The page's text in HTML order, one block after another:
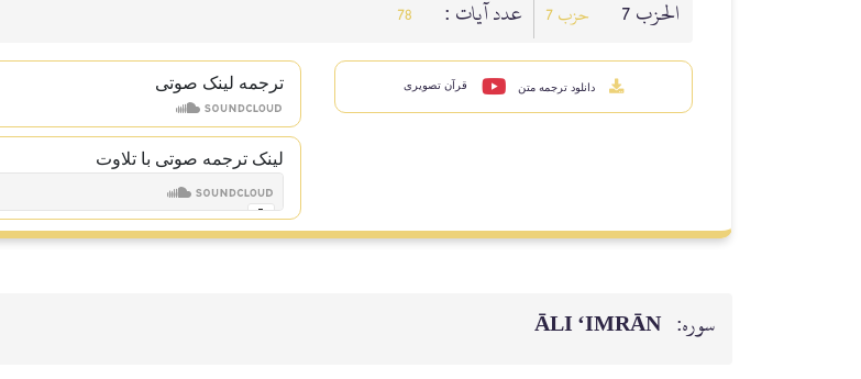
الحزب 7 حزب 7 عدد آيات : 78
دانلود ترجمه متن قرآن تصویری ترجمه لینک صوتى
لینک ترجمه صوتی با تلاوت
سوره: ĀLI ‘IMRĀN